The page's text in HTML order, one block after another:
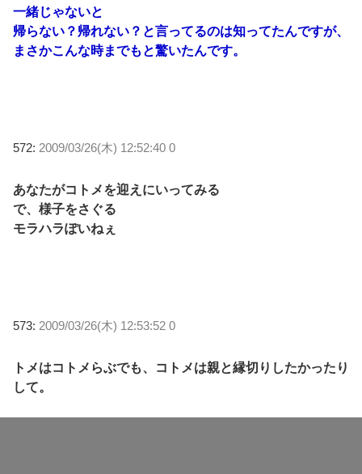
一緒じゃないと
帰らない？帰れない？と言ってるのは知ってたんですが、
まさかこんな時までもと驚いたんです。
572: 2009/03/26(木) 12:52:40 0
あなたがコトメを迎えにいってみる
で、様子をさぐる
モラハラぽいねぇ
573: 2009/03/26(木) 12:53:52 0
トメはコトメらぶでも、コトメは親と縁切りしたかったり
して。